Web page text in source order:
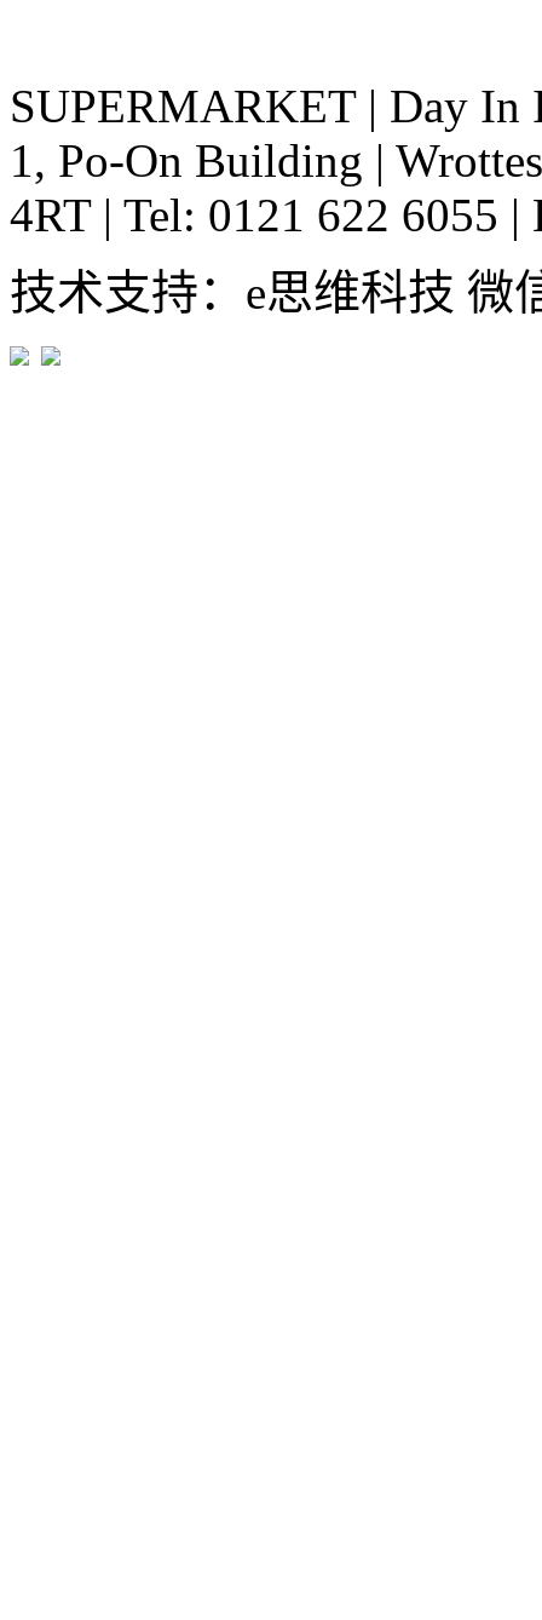
SUPERMARKET | Day In
1, Po-On Building |
4RT | Tel: 0121 622 6055 |
技术支持：e思维科技 微